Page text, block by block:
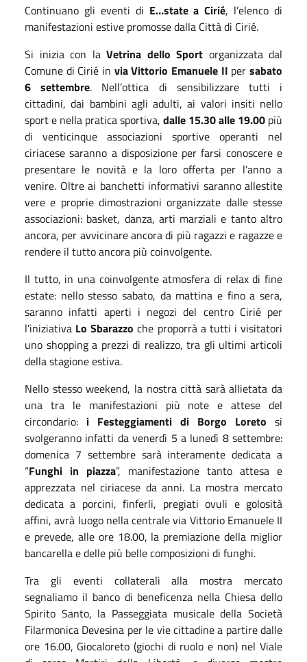
Continuano gli eventi di E…state a Cirié, l’elenco di
manifestazioni estive promosse dalla Città di Cirié.
Si inizia con la Vetrina dello Sport organizzata dal
Comune di Cirié in via Vittorio Emanuele II persabato
6 settembre. Nell’ottica di sensibilizzare tutti i
cittadini, dai bambini agli adulti, ai valori insiti nello
sport e nella pratica sportiva, dalle 15.30 alle 19.00 più
di venticinque associazioni sportive operanti nel
ciriacese saranno a disposizione per farsi conoscere e
presentare le novità e la loro offerta per l'anno a
venire. Oltre ai banchetti informativi saranno allestite
vere e proprie dimostrazioni organizzate dalle stesse
associazioni: basket, danza, arti marziali e tanto altro
ancora, per avvicinare ancora di più ragazzi e ragazze e
rendere il tutto ancora più coinvolgente.
Il tutto, in una coinvolgente atmosfera di relax di fine
estate: nello stesso sabato, da mattina e fino a sera,
saranno infatti aperti i negozi del centro Cirié per
l’iniziativa Lo Sbarazzo che proporrà a tutti i visitatori
uno shopping a prezzi di realizzo, tra gli ultimi articoli
della stagione estiva.
Nello stesso weekend, la nostra città sarà allietata da
una tra le manifestazioni più note e attese del
circondario: i Festeggiamenti di Borgo Loreto si
svolgeranno infatti da venerdì 5 a lunedì 8 settembre:
domenica 7 settembre sarà interamente dedicata a
“Funghi in piazza”, manifestazione tanto attesa e
apprezzata nel ciriacese da anni. La mostra mercato
dedicata a porcini, finferli, pregiati ovuli e golosità
affini, avrà luogo nella centrale via Vittorio Emanuele II
e prevede, alle ore 18.00, la premiazione della miglior
bancarella e delle più belle composizioni di funghi.
Tra gli eventi collaterali alla mostra mercato
segnaliamo il banco di beneficenza nella Chiesa dello
Spirito Santo, la Passeggiata musicale della Società
Filarmonica Devesina per le vie cittadine a partire dalle
ore 16.00, Giocaloreto (giochi di ruolo e non) nel Viale